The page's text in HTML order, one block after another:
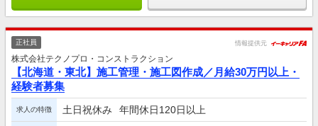
正社員 情報提供元
株式会社テクノプロ・コンストラクション
【北海道・東北】施工管理・施工図作成／月給30万円以上・
経験者募集
求人の特徴 土日祝休み 年間休日120日以上